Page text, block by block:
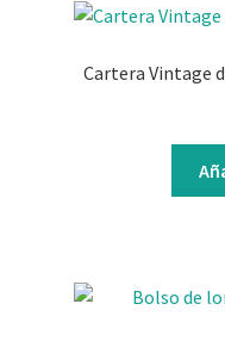
Cartera Vintage